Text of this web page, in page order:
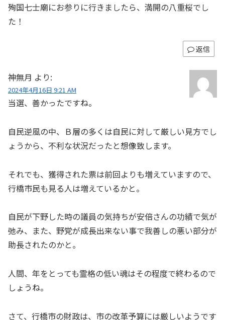
殉国七士廟にお参りに行きましたら、満開の八重桜でし
た！
返信
神無月 より:
2024年4月16日 9:21 AM
当選、善かったですね。
自民逆風の中、Ｂ層の多くは自民に対して厳しい見方でし
ょうから、不利な状況だったと想像致します。
それでも、獲得された票は前回よりも増えていますので、
行橋市民も見る人は増えているかと。
自民が下野した時の議員の気持ちが安倍さんの功績で気が
弛み、また、野党が成長出来ない事で我善しの悪い部分が
助長されたのかと。
人間、年をとっても霊格の低い魂はその程度で終わるので
しょうね。
さて、行橋市の財政は、市の改革予算には厳しいようです